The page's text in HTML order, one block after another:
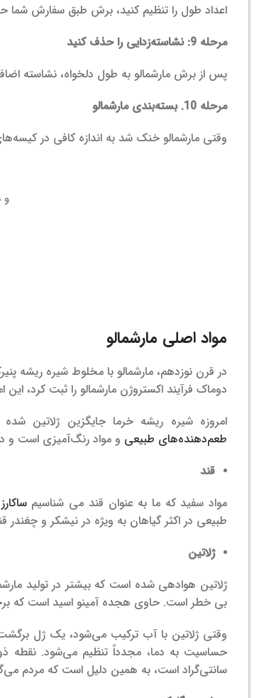
اعداد طول را تنظیم کنید، برش طبق سفارش شما
مرحله 9: نشاسته‌زدایی را حذف کنید
پس از برش مارشمالو به طول دلخواه، نشاسته
مرحله 10. بسته‌بندی مارشمالو
وقتی مارشمالو خنک شد به اندازه کافی در
و
مواد اصلی مارشمالو
دوماک فرآیند اکستروژن مارشمالو را ثبت کرد،
امروزه شیره ریشه خرما جایگزین ژلاتین
طعم‌دهنده‌های طبیعی و مواد رنگ‌آمیزی است و
قند
مواد سفید که ما به عنوان قند می شناسیمساکارز
طبیعی در اکثر گیاهان به ویژه در نیشکر و
ژلاتین
ژلاتین هوادهی شده است که بیشتر در تولید
بی خطر است. حاوی هجده آمینو اسید است که
وقتی ژلاتین با آب ترکیب می‌شود، یک ژل
سانتی‌گراد است، به همین دلیل است که مردم